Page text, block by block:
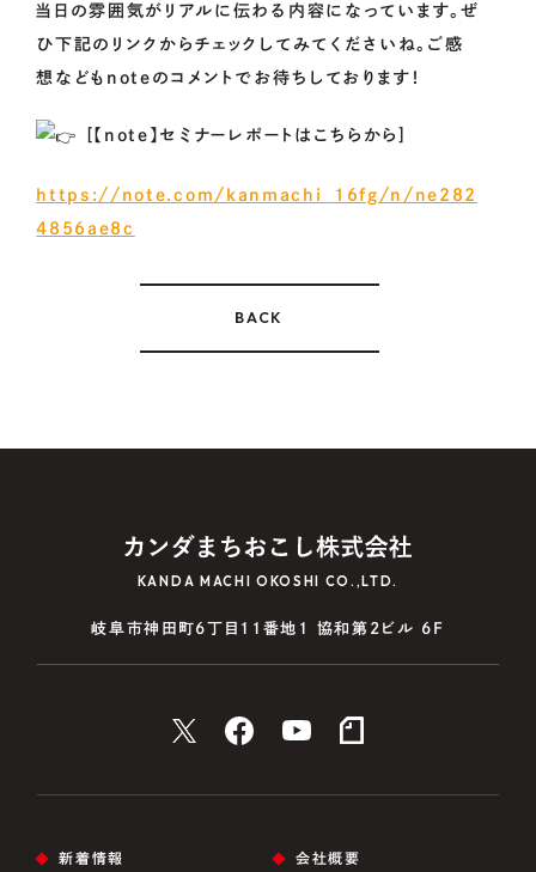
当日の雰囲気がリアルに伝わる内容になっています。ぜ
ひ下記のリンクからチェックしてみてくださいね。ご感
想などもnoteのコメントでお待ちしております！
[【note】セミナーレポートはこちらから]
https://note.com/kanmachi_16fg/n/ne282
4856ae8c
BACK
KANDA MACHI OKOSHI CO.,LTD.
岐阜市神田町6丁目11番地1 協和第2ビル 6F
新着情報
会社概要